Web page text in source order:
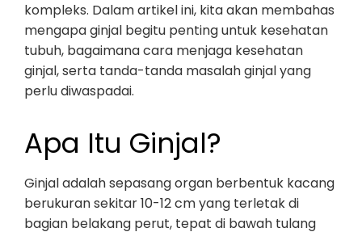
kompleks. Dalam artikel ini, kita akan membahas
mengapa ginjal begitu penting untuk kesehatan
tubuh, bagaimana cara menjaga kesehatan
ginjal, serta tanda-tanda masalah ginjal yang
perlu diwaspadai.
Apa Itu Ginjal?
Ginjal adalah sepasang organ berbentuk kacang
berukuran sekitar 10-12 cm yang terletak di
bagian belakang perut, tepat di bawah tulang